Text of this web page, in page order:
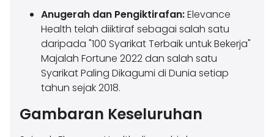
Anugerah dan Pengiktirafan:Elevance
Health telah diiktiraf sebagai salah satu
daripada "100 Syarikat Terbaik untuk Bekerja"
Majalah Fortune 2022 dan salah satu
Syarikat Paling Dikagumi di Dunia setiap
tahun sejak 2018.
Gambaran Keseluruhan